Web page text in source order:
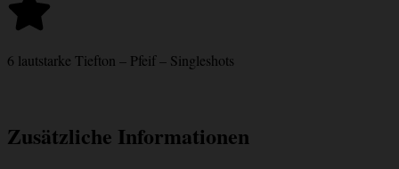
6 lautstarke Tiefton – Pfeif – Singleshots
Zusätzliche Informationen